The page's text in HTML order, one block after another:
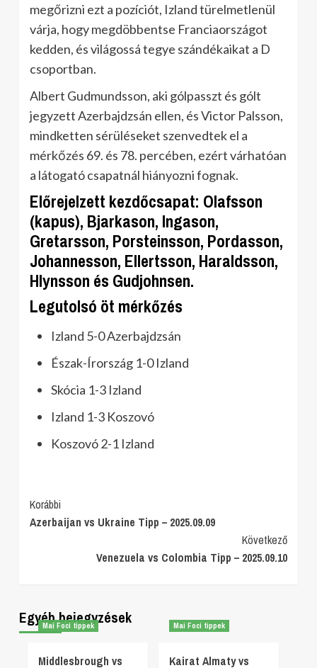
megőrizni ezt a pozíciót, Izland türelmetlenül
várja, hogy megdöbbentse Franciaországot
kedden, és világossá tegye szándékaikat a D
csoportban.
Albert Gudmundsson, aki gólpasszt és gólt
jegyzett Azerbajdzsán ellen, és Victor Palsson,
mindketten sérüléseket szenvedtek el a
mérkőzés 69. és 78. percében, ezért várhatóan
a látogató csapatnál hiányozni fognak.
Előrejelzett kezdőcsapat: Olafsson
(kapus), Bjarkason, Ingason,
Gretarsson, Porsteinsson, Pordasson,
Johannesson, Ellertsson, Haraldsson,
Hlynsson és Gudjohnsen.
Legutolsó öt mérkőzés
Izland 5-0 Azerbajdzsán
Észak-Írország 1-0 Izland
Skócia 1-3 Izland
Izland 1-3 Koszovó
Koszovó 2-1 Izland
Post
Navigation
Korábbi
Azerbaijan vs Ukraine Tipp – 2025.09.09
Következő
Venezuela vs Colombia Tipp – 2025.09.10
Egyéb bejegyzések
Mai Foci tippek
Middlesbrough vs
Mai Foci tippek
Kairat Almaty vs